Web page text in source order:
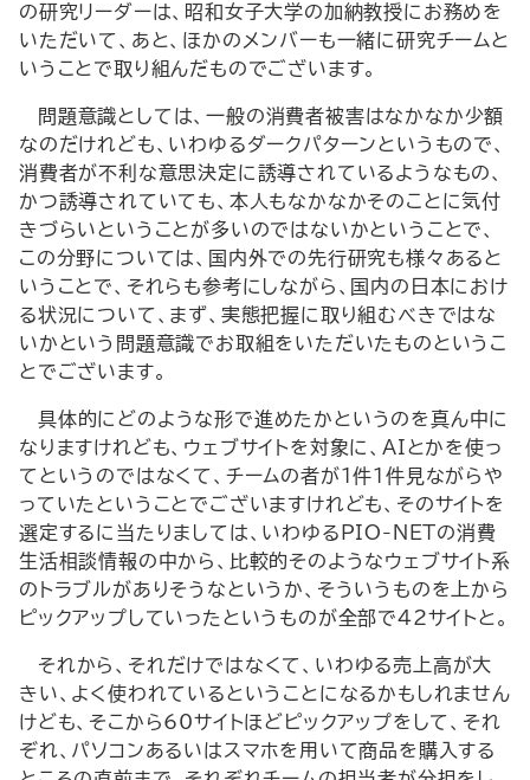
の研究リーダーは、昭和女子大学の加納教授にお務めを
いただいて、あと、ほかのメンバーも一緒に研究チームと
いうことで取り組んだものでございます。
問題意識としては、一般の消費者被害はなかなか少額
なのだけれども、いわゆるダークパターンというもので、
消費者が不利な意思決定に誘導されているようなもの、
かつ誘導されていても、本人もなかなかそのことに気付
きづらいということが多いのではないかということで、
この分野については、国内外での先行研究も様々あると
いうことで、それらも参考にしながら、国内の日本におけ
る状況について、まず、実態把握に取り組むべきではな
いかという問題意識でお取組をいただいたものというこ
とでございます。
具体的にどのような形で進めたかというのを真ん中に
なりますけれども、ウェブサイトを対象に、AIとかを使っ
てというのではなくて、チームの者が1件1件見ながらや
っていたということでございますけれども、そのサイトを
選定するに当たりましては、いわゆるPIO-NETの消費
生活相談情報の中から、比較的そのようなウェブサイト系
のトラブルがありそうなというか、そういうものを上から
ピックアップしていったというものが全部で42サイトと。
それから、それだけではなくて、いわゆる売上高が大
きい、よく使われているということになるかもしれません
けども、そこから60サイトほどピックアップをして、それ
ぞれ、パソコンあるいはスマホを用いて商品を購入する